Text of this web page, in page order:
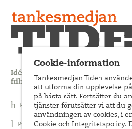
Idédebatt och analys som
frihets- och jämlikhetssträvan
Prenumerera på nyhetsbrev
Prenumerera på Tiden Magasin
Cookie-information
Tankesmedjan Tiden
att utforma din upplevelse
på bästa sätt. Fortsätter du
tjänster förutsätter vi att du
användningen av cookies, i
Cookie och Integritetspolicy.